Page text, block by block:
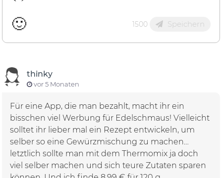
🙂 1500 Speichern
thinky
vor 5 Monaten
Für eine App, die man bezahlt, macht ihr ein
bisschen viel Werbung für Edelschmaus! Vielleicht
solltet ihr lieber mal ein Rezept entwickeln, um
selber so eine Gewürzmischung zu machen…
letztlich sollte man mit dem Thermomix ja doch
viel selber machen und sich teure Zutaten sparen